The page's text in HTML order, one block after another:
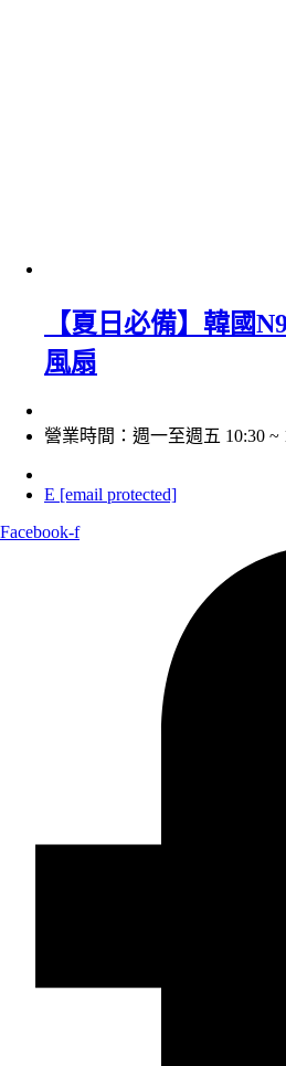
【夏日必備】韓國
風扇
營業時間：週一至週五 10:30 ~
E [email protected]
Facebook-f